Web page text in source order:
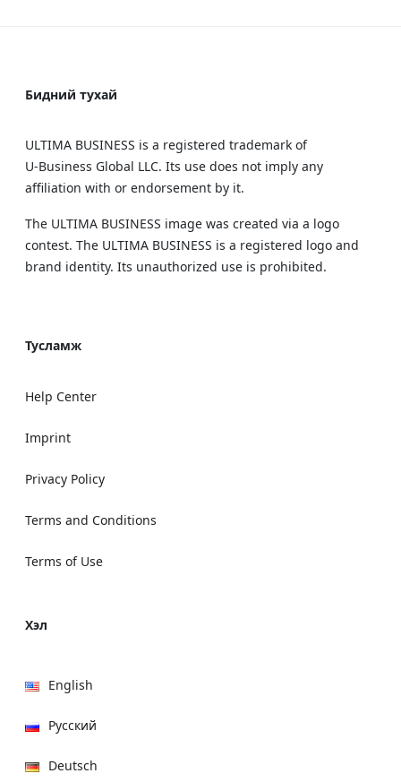
Бидний тухай
ULTIMA BUSINESS is a registered trademark of
U‑Business Global LLC. Its use does not imply any
affiliation with or endorsement by it.
The ULTIMA BUSINESS image was created via a logo
contest. The ULTIMA BUSINESS is a registered logo and
brand identity. Its unauthorized use is prohibited.
Тусламж
Help Center
Imprint
Privacy Policy
Terms and Conditions
Terms of Use
Хэл
English
Русский
Deutsch